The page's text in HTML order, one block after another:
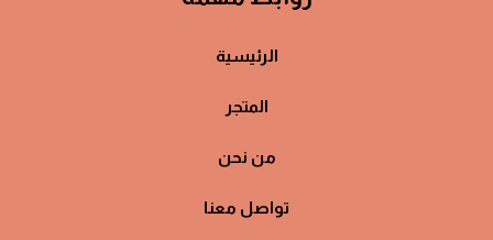
الرئيسية
المتجر
من نحن
تواصل معنا